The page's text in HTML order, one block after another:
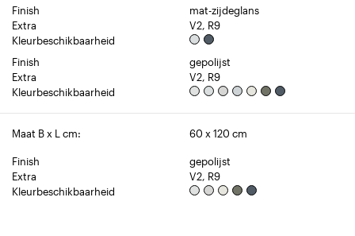
Finish
mat-zijdeglans
Extra
V2, R9
Kleurbeschikbaarheid
Finish
gepolijst
Extra
V2, R9
Kleurbeschikbaarheid
Maat B x L cm: 60 x 120 cm
Finish
gepolijst
Extra
V2, R9
Kleurbeschikbaarheid